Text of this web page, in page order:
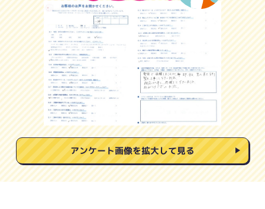
アンケート画像を拡大して見る